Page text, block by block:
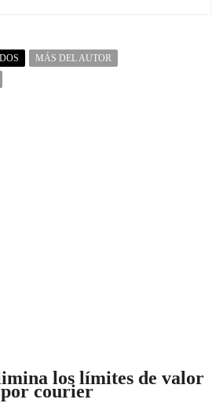
MÁS DEL AUTOR
los límites de valor
courier